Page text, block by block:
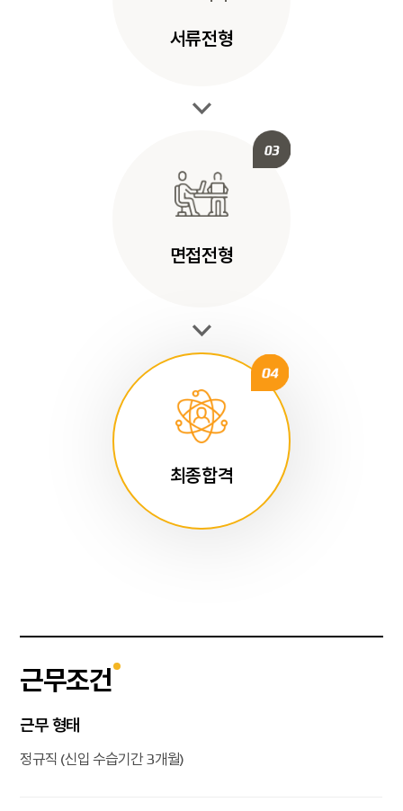
서류전형
면접전형
최종합격
근무조건
근무 형태
정규직 (신입 수습기간 3개월)